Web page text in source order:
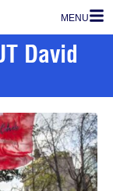
MENU
David